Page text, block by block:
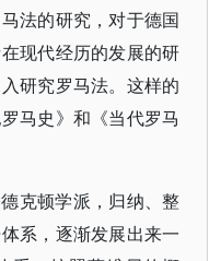
法的研究，对于德国
现代经历的发展的研
研究罗马法。这样的
马史》和《当代罗马
克顿学派，归纳、整
系，逐渐发展出来一